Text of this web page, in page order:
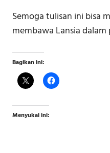
Semoga tulisan ini bisa
membawa Lansia dalam
Bagikan ini:
Menyukai ini: